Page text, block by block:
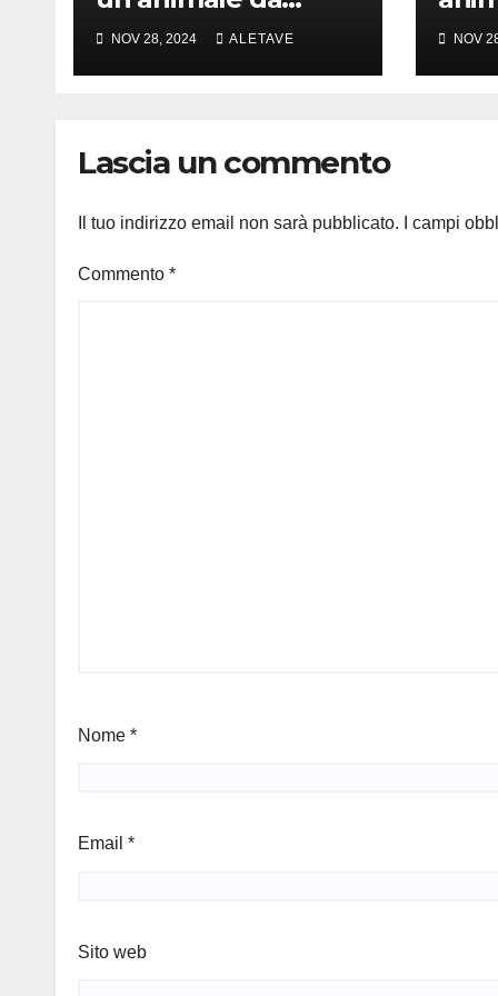
amare
NOV 28, 2024 ALETAVE NOV
Lascia un commento
Il tuo indirizzo email non sarà pubblicato. I campi
Commento *
Nome *
Email *
Sito web